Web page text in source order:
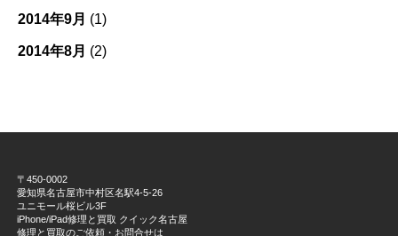
2014年9月 (1)
2014年8月 (2)
〒450-0002
愛知県名古屋市中村区名駅4-5-26
ユニモール桜ビル3F
iPhone/iPad修理と買取 クイック名古屋
修理と買取のご依頼・お問合せは